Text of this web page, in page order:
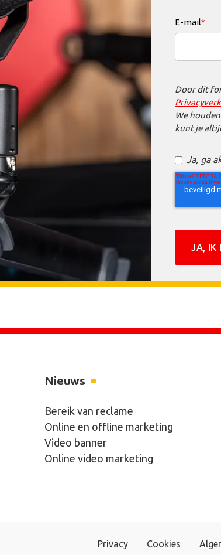
E-mail*
Door dit
We
kunt je
Ja, ga
Nieuws
Bereik van reclame
Online en offline marketing
Video banner
Online video marketing
Privacy Cookies